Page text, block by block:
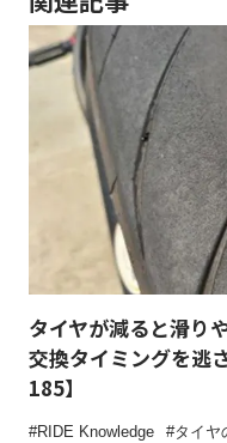
タイヤが減ると滑り
交換タイミングを逃
185】
RIDE Knowledge
タイヤ